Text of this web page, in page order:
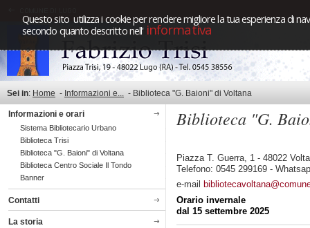
Questo sito utilizza i cookie per rendere migliore la tua esperienza di
secondo quanto descritto nell'informativa
Sei in: Home - Informazioni e... - Biblioteca "G. Baioni" di Voltana
Informazioni e orari
Sistema Bibliotecario Urbano
Biblioteca Trisi
Biblioteca "G. Baioni" di Voltana
Biblioteca Centro Sociale Il Tondo
Banner
Contatti
La storia
Biblioteca "G.
Piazza T. Guerra, 1 - 48022
Telefono: 0545 299169 -
e-mail
Orario invernale
dal 15 settembre 2025